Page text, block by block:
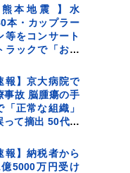
熊本地震 】水
本・カップラー
等をコンサート
ラックで「お気
トラックにため
も〝自分のこと
ってる場合では
報】京大病院で
事故 脳腫瘍の手
「正常な組織」
って摘出 50代女
報】納税者から
5000万円受け